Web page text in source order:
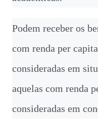
Podem receber os
com renda per
consideradas em
aquelas com renda
consideradas em